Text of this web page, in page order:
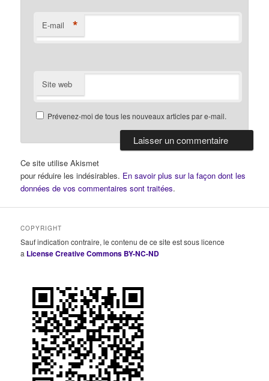
E-mail *
Site web
Prévenez-moi de tous les nouveaux articles par e-mail.
Ce site utilise Akismet
pour réduire les indésirables. En savoir plus sur la façon dont les
données de vos commentaires sont traitées.
COPYRIGHT
Sauf indication contraire, le contenu de ce site est sous licence
a License Creative Commons BY-NC-ND